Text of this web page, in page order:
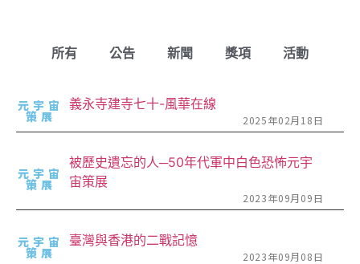
所有 公告 新聞 獎項 活動
元宇宙
策展
義永寺建寺七十-風華在線
2025年02月18日
元宇宙
策展
被歷史遺忘的人─50年代軍中白色恐怖元宇
宙策展
2023年09月09日
元宇宙
策展
臺灣與香港的二戰記憶
2023年09月08日